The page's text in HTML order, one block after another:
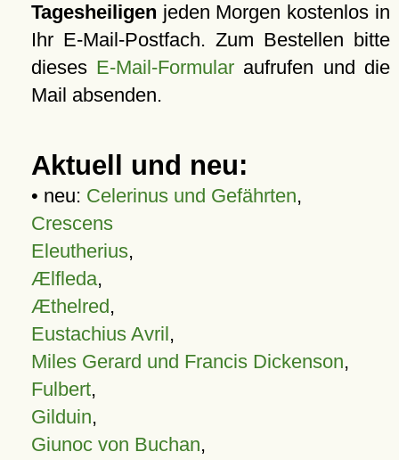
Tagesheiligen jeden Morgen kostenlos in
Ihr E-Mail-Postfach. Zum Bestellen bitte
dieses E-Mail-Formular aufrufen und die
Mail absenden.
Aktuell und neu:
• neu: Celerinus und Gefährten,
Crescens
Eleutherius,
Ælfleda,
Æthelred,
Eustachius Avril,
Miles Gerard und Francis Dickenson,
Fulbert,
Gilduin,
Giunoc von Buchan,